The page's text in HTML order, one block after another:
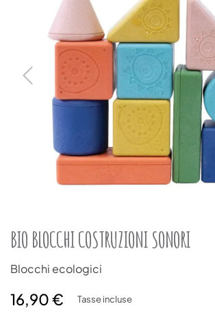
BIO BLOCCHI COSTRUZIONI SONORI
Blocchi ecologici
16,90 € Tasse incluse